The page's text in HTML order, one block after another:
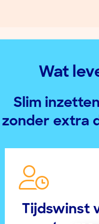
Wat
Slim
zonder extra
Tijdswinst